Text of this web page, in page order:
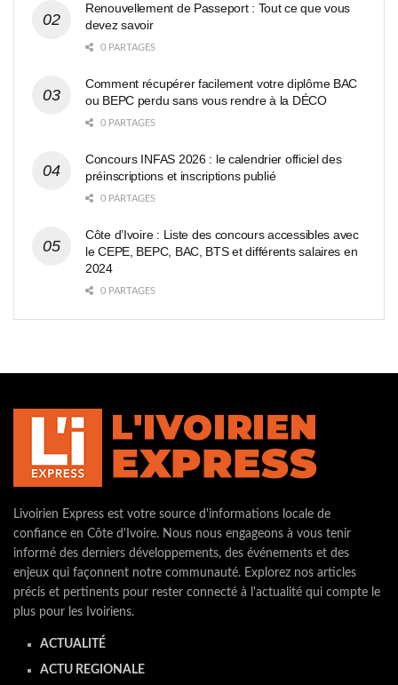
Renouvellement de Passeport : Tout ce que vous
devez savoir
0 PARTAGES
Comment récupérer facilement votre diplôme BAC
ou BEPC perdu sans vous rendre à la DÉCO
0 PARTAGES
Concours INFAS 2026 : le calendrier officiel des
préinscriptions et inscriptions publié
0 PARTAGES
Côte d’Ivoire : Liste des concours accessibles avec
le CEPE, BEPC, BAC, BTS et différents salaires en
2024
0 PARTAGES
Livoirien Express est votre source d'informations locale de
confiance en Côte d'Ivoire. Nous nous engageons à vous tenir
informé des derniers développements, des événements et des
enjeux qui façonnent notre communauté. Explorez nos articles
précis et pertinents pour rester connecté à l'actualité qui compte le
plus pour les Ivoiriens.
ACTUALITÉ
ACTU REGIONALE